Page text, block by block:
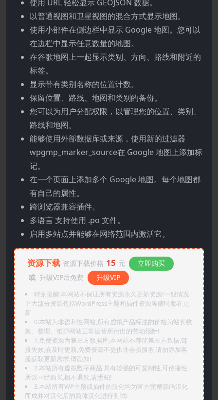
使用 URL 轻松显示 GEOJSON 数据。
以普通视图和卫星视图的混合方式显示地图。
使用小部件在侧边栏中显示 Google 地图。您可以
在边栏中显示任意数量的地图。
在谷歌地图上一起显示类别、方向、路线和附近的
标签。
显示带有类别名称的位置计数。
保留位置、路线、地图和类别的备份。
您可以为用户分配权限，以管理您的位置、类别、
路线和地图。
能够使用外部数据库或来源，使用新的过滤器
wpgmp_marker_source在 Google 地图上添加标
记。
在一个页面上添加多个 Google 地图。每个地图都
有自己的属性。
跨浏览器兼容插件。
多语言 支持使用 .po 文件。
启用多站点并能够在网络范围内激活它。
资源下载 资源下载价格 15 元
立即购买
或 升级VIP后免费 升级VIP
特别提醒:本网站不保证所有资源永久更新资源!一般情况
下大部分资源包括WordPress主题和插件资源等随时都在更
新
0.本站为非盈利性网站,所有虚拟产品标注的价格为站长收
集、整理、维护网站正常运营所付出的劳动报酬!
1.免费资源为第三方数据库,本网站不存储第三方数据,链
接失效,会及时更新,免费资源不提供非会员服务,请勿添加客
服获取更新需求,请悉知!
2.本站所有虚拟数字商品,具有较强的可复制性,可传播性,
所以一经购买,概不退款,请悉知!
3.本站所有WP主题或插件的汉化均为官方完整源码汉化
而成并对汉化后的简体汉化进行测试!